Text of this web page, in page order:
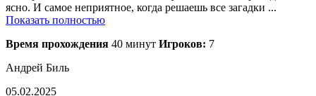
ясно. И самое неприятное, когда решаешь все загадки ...
Показать полностью
Время прохождения 40 минут Игроков: 7
Андрей Биль
05.02.2025